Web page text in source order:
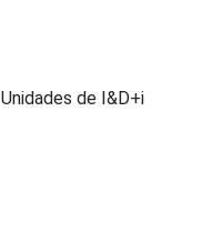
Unidades de I&D+i